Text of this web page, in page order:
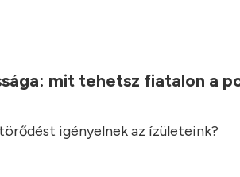
mit tehetsz fiatalon a
igényelnek az ízületeink?